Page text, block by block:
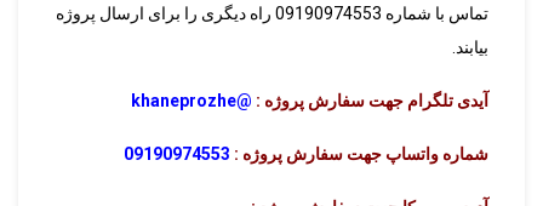
تماس با شماره 09190974553 راه دیگری را برای ارسال پروژه
بیابند.
آیدی تلگرام جهت سفارش پروژه : @khaneprozhe
شماره واتساپ جهت سفارش پروژه : 09190974553